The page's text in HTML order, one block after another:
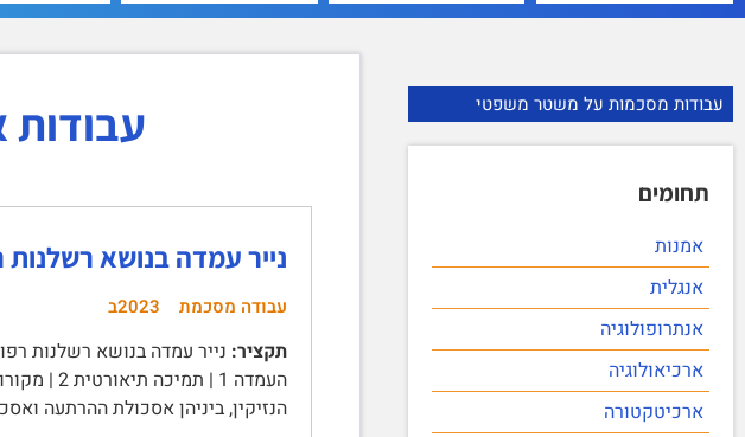
עבודות מסכמות על משטר משפטי
תחומים
אמנות
אנגלית
אנתרופולוגיה
ארכיאולוגיה
ארכיטקטורה
נייר עמדה בנושא
עבודה מסכמת 2023ב
תקציר:
הנזיקין, ביניהן אסכולת ההרתעה